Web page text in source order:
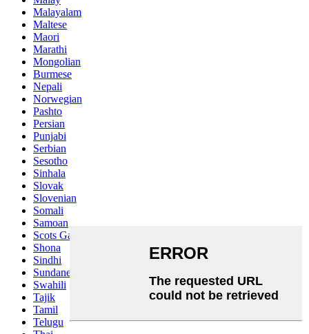
Malayalam
Maltese
Maori
Marathi
Mongolian
Burmese
Nepali
Norwegian
Pashto
Persian
Punjabi
Serbian
Sesotho
Sinhala
Slovak
Slovenian
Somali
Samoan
Scots Gaelic
Shona
Sindhi
Sundanese
Swahili
Tajik
Tamil
Telugu